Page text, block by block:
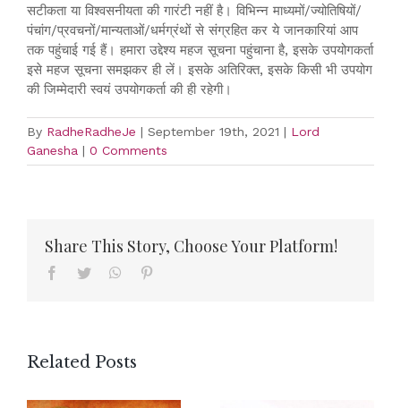
सटीकता या विश्वसनीयता की गारंटी नहीं है। विभिन्न माध्यमों/ज्योतिषियों/
पंचांग/प्रवचनों/मान्यताओं/धर्मग्रंथों से संग्रहित कर ये जानकारियां आप
तक पहुंचाई गई हैं। हमारा उद्देश्य महज सूचना पहुंचाना है, इसके उपयोगकर्ता
इसे महज सूचना समझकर ही लें। इसके अतिरिक्त, इसके किसी भी उपयोग
की जिम्मेदारी स्वयं उपयोगकर्ता की ही रहेगी।
By RadheRadheJe | September 19th, 2021 | Lord
Ganesha | 0 Comments
Share This Story, Choose Your Platform!
Facebook
Twitter WhatsApp
Related Posts